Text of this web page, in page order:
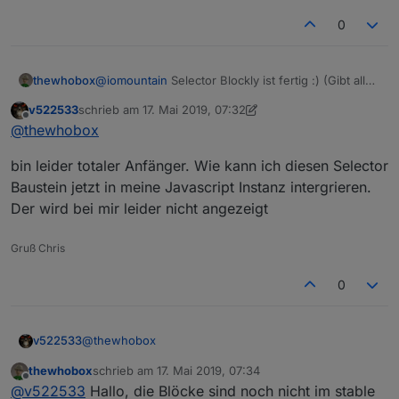
0
thewhobox@iomountain Selector Blockly ist fertig :) (Gibt alle
Offline
v522533schrieb am 17. Mai 2019, 07:32
zuletzt editiert von v522533
@thewhobox
bin leider totaler Anfänger. Wie kann ich diesen Selector
Baustein jetzt in meine Javascript Instanz intergrieren.
Der wird bei mir leider nicht angezeigt
Gruß Chris
0
v522533@thewhobox
bin leider totaler Anfänger. Wie kann ich diesen
Selector Baustein jetzt in meine Javascript Instanz
Offline
thewhoboxschrieb am 17. Mai 2019, 07:34
zuletzt editiert von
@v522533 Hallo, die Blöcke sind noch nicht im stable